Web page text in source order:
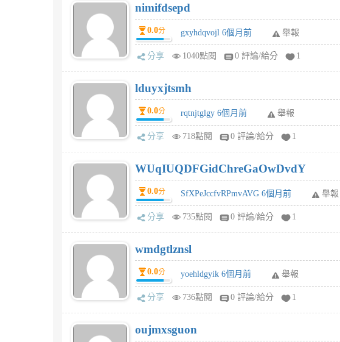
nimifdsepd
0.0分 gxyhdqvojl 6個月前 舉報
分享 1040點閱 0 評論/給分 1
lduyxjtsmh
0.0分 rqtnjtglgy 6個月前 舉報
分享 718點閱 0 評論/給分 1
WUqIUQDFGidChreGaOwDvdY
0.0分 SfXPeJccfvRPmvAVG 6個月前 舉報
分享 735點閱 0 評論/給分 1
wmdgtlznsl
0.0分 yoehldgyik 6個月前 舉報
分享 736點閱 0 評論/給分 1
oujmxsguon